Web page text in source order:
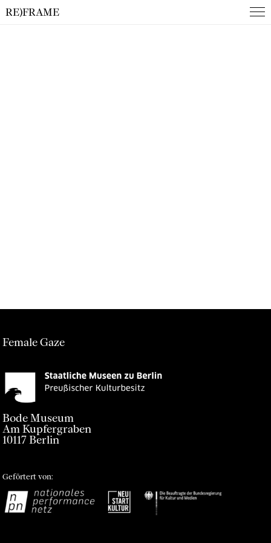
RE)FRAME
Female Gaze
Bode Museum
Am Kupfergraben
10117 Berlin
Geförtert von: